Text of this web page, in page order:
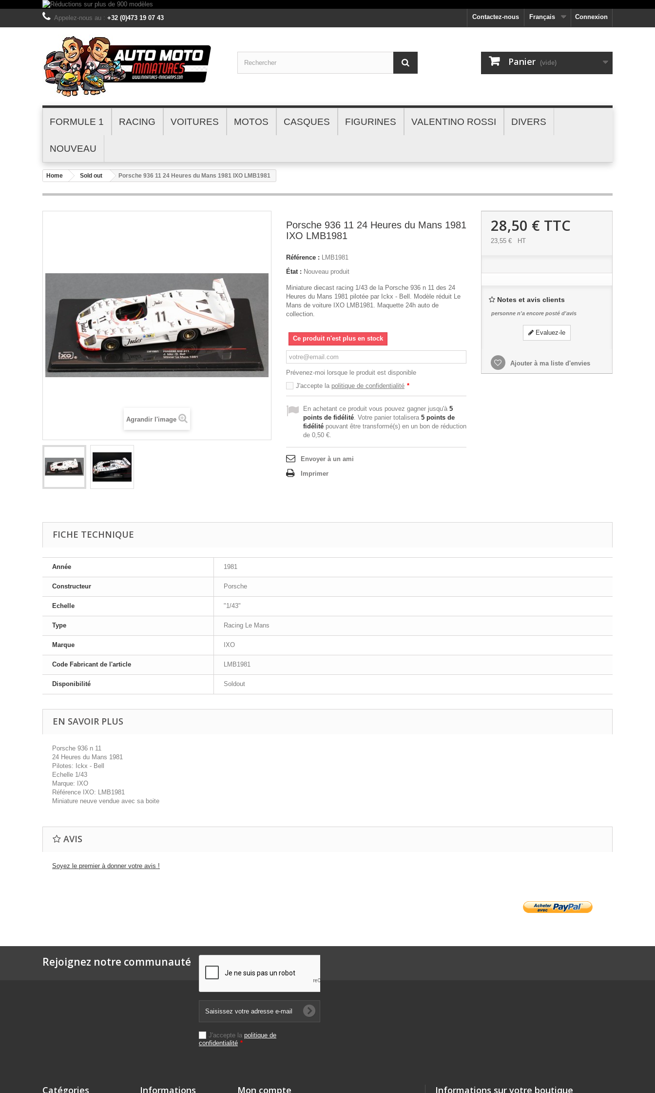
Connexion
Français
Contactez-nous
Appelez-nous au : +32 (0)473 19 07 43
Panier (vide)
FORMULE 1 RACING VOITURES MOTOS CASQUES FIGURINES VALENTINO ROSSI DIVERS
NOUVEAU
Home Sold out Porsche 936 11 24 Heures du Mans 1981 IXO LMB1981
Agrandir l'image
Porsche 936 11 24 Heures du Mans 1981
IXO LMB1981
Référence : LMB1981
État : Nouveau produit
Miniature diecast racing 1/43 de la Porsche 936 n 11 des 24
Heures du Mans 1981 pilotée par Ickx - Bell. Modèle réduit Le
Mans de voiture IXO LMB1981. Maquette 24h auto de
collection.
Ce produit n'est plus en stock
Prévenez-moi lorsque le produit est disponible
J'accepte la politique de confidentialité *
En achetant ce produit vous pouvez gagner jusqu'à 5
points de fidélité. Votre panier totalisera 5 points de
fidélité pouvant être transformé(s) en un bon de réduction
de 0,50 €.
Envoyer à un ami
Imprimer
28,50 € TTC
23,55 € HT
Notes et avis clients
personne n'a encore posté d'avis
Evaluez-le
Ajouter à ma liste d'envies
FICHE TECHNIQUE
Année 1981
Constructeur Porsche
Echelle "1/43"
Type Racing Le Mans
Marque IXO
Code Fabricant de l'article LMB1981
Disponibilité Soldout
EN SAVOIR PLUS
Porsche 936 n 11
24 Heures du Mans 1981
Pilotes: Ickx - Bell
Echelle 1/43
Marque: IXO
Référence IXO: LMB1981
Miniature neuve vendue avec sa boite
AVIS
Soyez le premier à donner votre avis !
Rejoignez notre communauté
J'accepte la politique de
confidentialité *
Catégories Informations Mon compte Informations sur votre boutique